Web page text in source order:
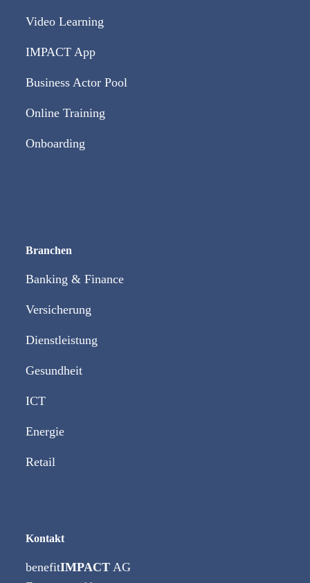
Video Learning
IMPACT App
Business Actor Pool
Online Training
Onboarding
Branchen
Banking & Finance
Versicherung
Dienstleistung
Gesundheit
ICT
Energie
Retail
Kontakt
benefitIMPACT AG